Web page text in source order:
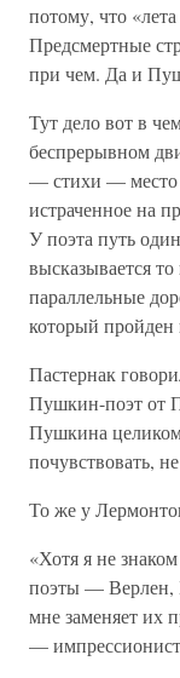
потому, что
Предсмертные
при чем. Да и
Тут дело вот в
беспрерывном
— стихи — место
истраченное на
У поэта путь
высказывается
параллельные
который пройден
Пастернак
Пушкин-поэт от
Пушкина
почувствовать,
То же у
«Хотя я не
поэты — Верлен,
мне заменяет их
—